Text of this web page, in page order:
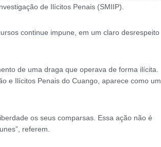
de Ilícitos Penais (SMIIP).
continue impune, em um claro desrespeito
de uma draga que operava de forma ilícita.
e Ilícitos Penais do Cuango, aparece como um
os seus comparsas. Essa ação não é
referem.